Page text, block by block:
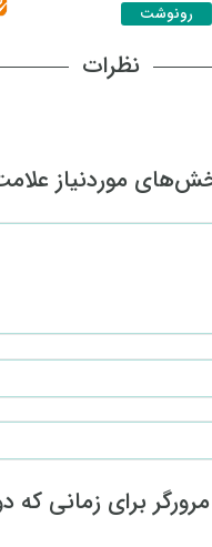
رونوشت
نظرات
موردنیاز
برای زمانی که